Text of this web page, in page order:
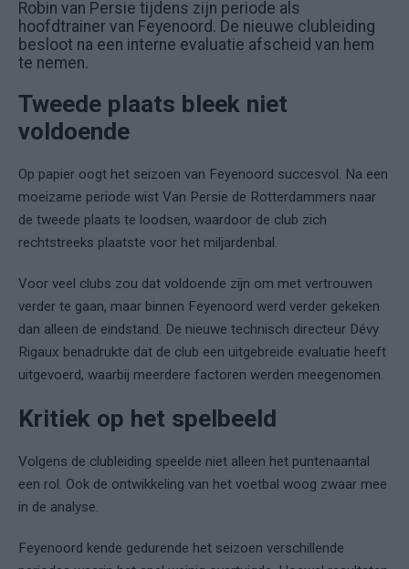
Robin van Persie tijdens zijn periode als
hoofdtrainer van Feyenoord. De nieuwe clubleiding
besloot na een interne evaluatie afscheid van hem
te nemen.
Tweede plaats bleek niet
voldoende
Op papier oogt het seizoen van Feyenoord succesvol. Na een
moeizame periode wist Van Persie de Rotterdammers naar
de tweede plaats te loodsen, waardoor de club zich
rechtstreeks plaatste voor het miljardenbal.
Voor veel clubs zou dat voldoende zijn om met vertrouwen
verder te gaan, maar binnen Feyenoord werd verder gekeken
dan alleen de eindstand. De nieuwe technisch directeur Dévy
Rigaux benadrukte dat de club een uitgebreide evaluatie heeft
uitgevoerd, waarbij meerdere factoren werden meegenomen.
Kritiek op het spelbeeld
Volgens de clubleiding speelde niet alleen het puntenaantal
een rol. Ook de ontwikkeling van het voetbal woog zwaar mee
in de analyse.
Feyenoord kende gedurende het seizoen verschillende